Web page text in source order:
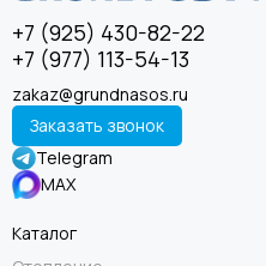
+7 (925) 430-82-22
+7 (977) 113-54-13
zakaz@grundnasos.ru
Заказать звонок
Telegram
MAX
Каталог